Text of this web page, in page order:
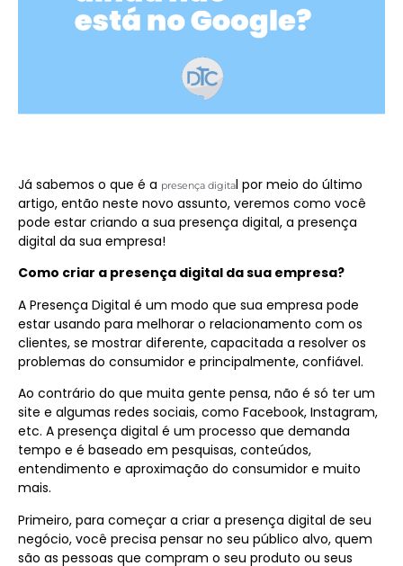
Já sabemos o que é a presença digital por meio do último
artigo, então neste novo assunto, veremos como você
pode estar criando a sua presença digital, a presença
digital da sua empresa!
Como criar a presença digital da sua empresa?
A Presença Digital é um modo que sua empresa pode
estar usando para melhorar o relacionamento com os
clientes, se mostrar diferente, capacitada a resolver os
problemas do consumidor e principalmente, confiável.
Ao contrário do que muita gente pensa, não é só ter um
site e algumas redes sociais, como Facebook, Instagram,
etc. A presença digital é um processo que demanda
tempo e é baseado em pesquisas, conteúdos,
entendimento e aproximação do consumidor e muito
mais.
Primeiro, para começar a criar a presença digital de seu
negócio, você precisa pensar no seu público alvo, quem
são as pessoas que compram o seu produto ou seus